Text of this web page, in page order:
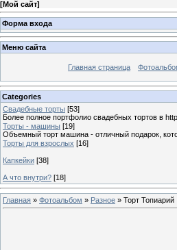
[Мой сайт]
Форма входа
Меню сайта
Главная страница
Categories
Свадебные торты [53]
Более полное портфолио свадебных тортов в
Торты - машины [19]
Объемный торт машина - отличный подарок,
Торты для взрослых [16]
Капкейки [38]
А что внутри? [18]
Главная » Фотоальбом » Разное » Торт Топиарий